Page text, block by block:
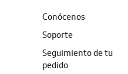
Conócenos
Soporte
Seguimiento de tu
pedido